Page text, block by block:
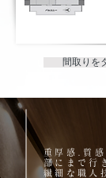
間取りを
重厚感.質
部にまで行
繊細な職人